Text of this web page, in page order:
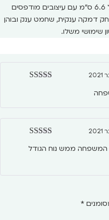
זה מגיע עם (32) עץ אשור כפול 6.6 ס"מ עם עיצובים מודפסים
דמקה ענקית, שחמט ענק ובוהן
שימושי משלו.
המשפחה ממש נוח הגודל
*